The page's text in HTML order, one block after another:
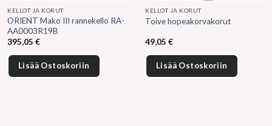
KELLOT JA KORUT
ORIENT Mako III rannekello RA-
AA0003R19B
395,05€
Lisää Ostoskoriin
KELLOT JA KORUT
Toive hopeakorvakorut
49,05€
Lisää Ostoskoriin